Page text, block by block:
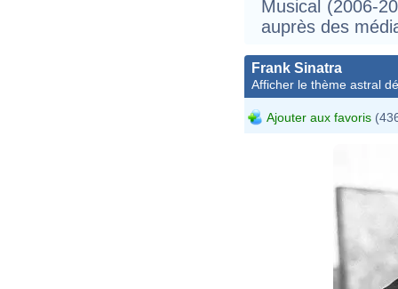
Musical (2006-
auprès des
Frank Sinatra
Afficher le thème astral
Ajouter aux favoris